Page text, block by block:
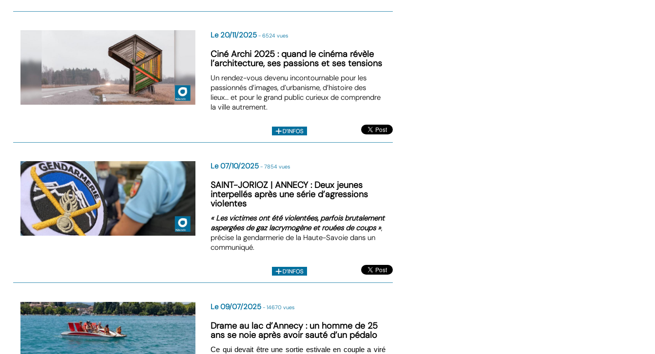
Le 20/11/2025 - 6524 vues
Ciné Archi 2025 : quand le cinéma révèle
l’architecture, ses passions et ses tensions
Un rendez-vous devenu incontournable pour les
passionnés d’images, d’urbanisme, d’histoire des
lieux… et pour le grand public curieux de comprendre
la ville autrement.
Le 07/10/2025 - 7854 vues
SAINT-JORIOZ | ANNECY : Deux jeunes
interpellés après une série d’agressions
violentes
« Les victimes ont été violentées, parfois brutalement
aspergées de gaz lacrymogène et rouées de coups »,
précise la gendarmerie de la Haute-Savoie dans un
communiqué.
Le 09/07/2025 - 14670 vues
Drame au lac d’Annecy : un homme de 25
ans se noie après avoir sauté d’un pédalo
Ce qui devait être une sortie estivale en couple a viré